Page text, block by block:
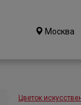
Москва
Цветок